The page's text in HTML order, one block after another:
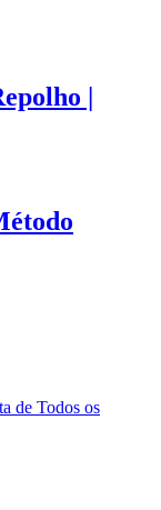
|
de Todos os